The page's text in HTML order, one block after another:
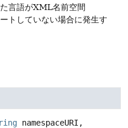
言語がXML名前空間
トしていない場合に発生す
namespaceURI,